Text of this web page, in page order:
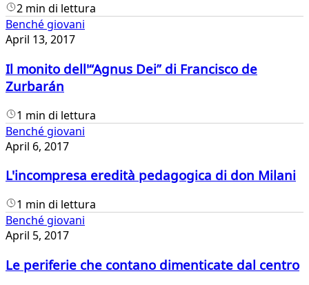
2 min di lettura
Benché giovani
April 13, 2017
Il monito dell'“Agnus Dei” di Francisco de
Zurbarán
1 min di lettura
Benché giovani
April 6, 2017
L'incompresa eredità pedagogica di don Milani
1 min di lettura
Benché giovani
April 5, 2017
Le periferie che contano dimenticate dal centro